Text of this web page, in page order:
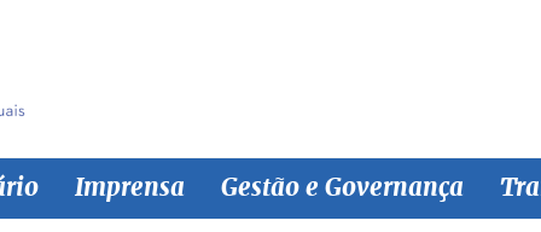
Imprensa Gestão e Governança